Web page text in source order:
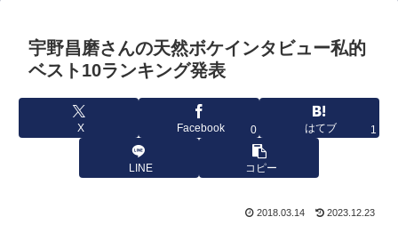
宇野昌磨さんの天然ボケインタビュー私的
ベスト10ランキング発表
X Facebook 0 はてブ 1
LINE コピー
2018.03.14 2023.12.23